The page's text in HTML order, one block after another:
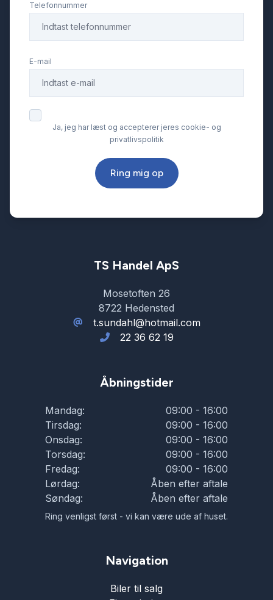
Telefonnummer
E-mail
Ja, jeg har læst og accepterer jeres cookie- og
privatlivspolitik
Ring mig op
TS Handel ApS
Mosetoften 26
8722 Hedensted
t.sundahl@hotmail.com
22 36 62 19
Åbningstider
Mandag:
09:00 - 16:00
Tirsdag:
09:00 - 16:00
Onsdag:
09:00 - 16:00
Torsdag:
09:00 - 16:00
Fredag:
09:00 - 16:00
Lørdag:
Åben efter aftale
Søndag:
Åben efter aftale
Ring venligst først - vi kan være ude af huset.
Navigation
Biler til salg